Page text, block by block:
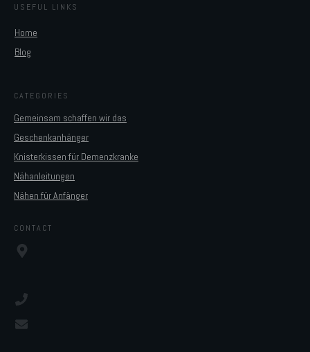
USEFUL LINKS
Home
Blog
CATEGORIES
Gemeinsam schaffen wir das
Geschenkanhänger
Knisterkissen für Demenzkranke
Nähanleitungen
Nähen für Anfänger
CONTACT